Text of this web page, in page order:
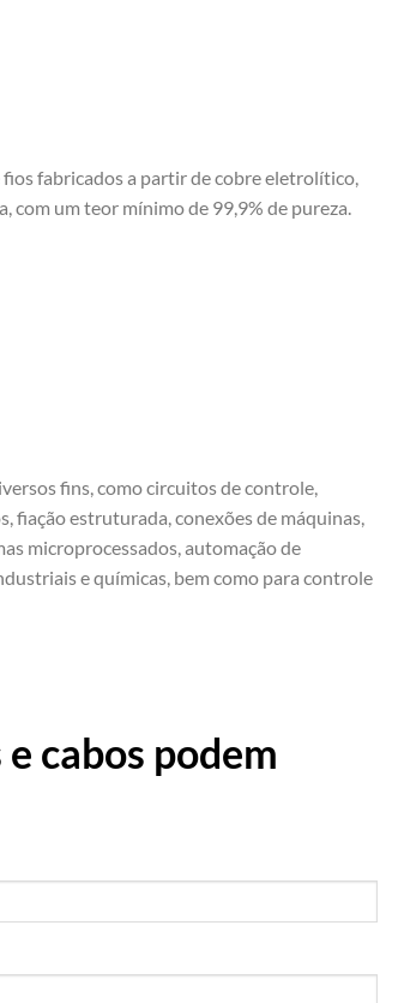
fabricados a partir de cobre eletrolítico,
com um teor mínimo de 99,9% de pureza.
fins, como circuitos de controle,
fiação estruturada, conexões de máquinas,
microprocessados, automação de
e químicas, bem como para controle
cabos podem